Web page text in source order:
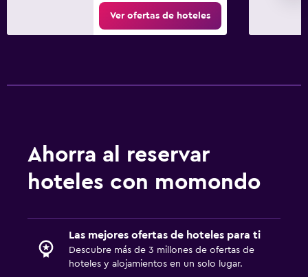
Ver ofertas de hoteles
Ahorra al reservar
hoteles con momondo
Las mejores ofertas de hoteles para ti
Descubre más de 3 millones de ofertas de
hoteles y alojamientos en un solo lugar.